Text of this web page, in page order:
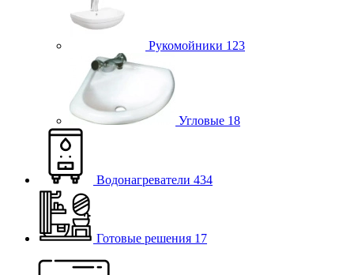
Рукомойники 123
Угловые 18
Водонагреватели 434
Готовые решения 17